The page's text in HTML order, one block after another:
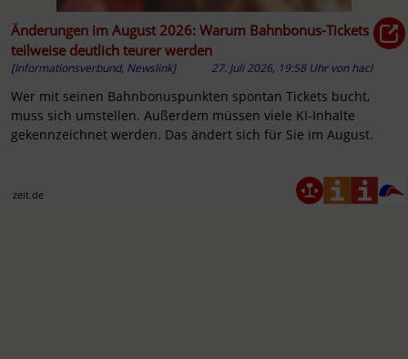
Änderungen im August 2026: Warum Bahnbonus-Tickets
teilweise deutlich teurer werden
[Informationsverbund, Newslink] 27. Juli 2026, 19:58 Uhr vonhacl
Wer mit seinen Bahnbonuspunkten spontan Tickets bucht,
muss sich umstellen. Außerdem müssen viele KI-Inhalte
gekennzeichnet werden. Das ändert sich für Sie im August.
zeit.de